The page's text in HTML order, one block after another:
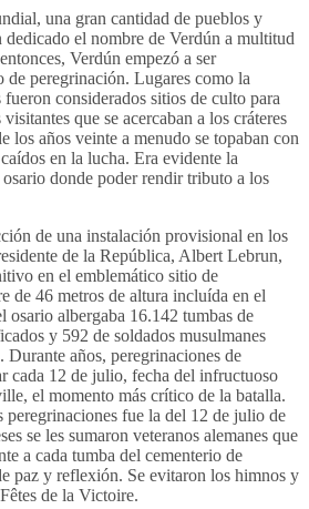
una gran cantidad de pueblos y
dedicado el nombre de Verdún a multitud
Verdún empezó a ser
de peregrinación. Lugares como la
considerados sitios de culto para
que se acercaban a los cráteres
los años veinte a menudo se topaban con
en la lucha. Era evidente la
donde poder rendir tributo a los
de una instalación provisional en los
de la República, Albert Lebrun,
en el emblemático sitio de
de 46 metros de altura incluída en el
osario albergaba 16.142 tumbas de
y 592 de soldados musulmanes
Durante años, peregrinaciones de
cada 12 de julio, fecha del infructuoso
el momento más crítico de la batalla.
peregrinaciones fue la del 12 de julio de
se les sumaron veteranos alemanes que
a cada tumba del cementerio de
paz y reflexión. Se evitaron los himnos y
de la Victoire.